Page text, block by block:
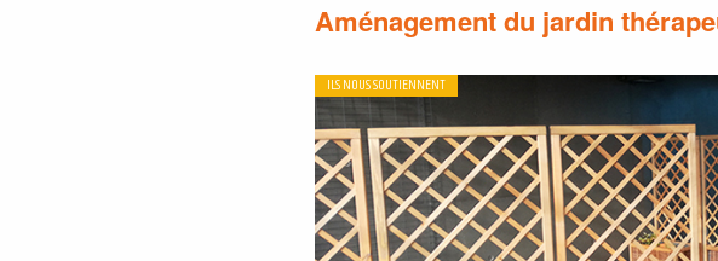
Aménagement du jardin
ILS NOUS SOUTIENNENT